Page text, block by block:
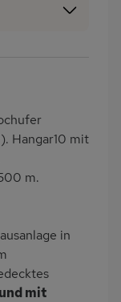
Hangar10 mit
m.
in
mit